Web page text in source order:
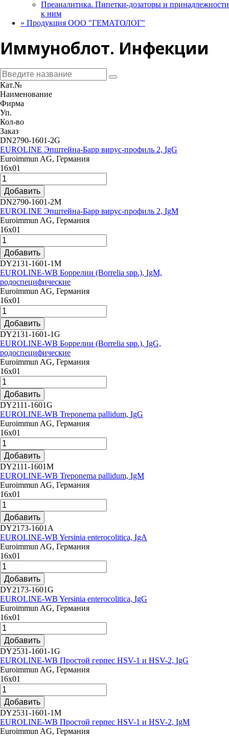
Преаналитика. Пипетки-дозаторы и принадлежности
к ним
» Продукция ООО "ГЕМАТОЛОГ"
Иммуноблот. Инфекции
Кат.№
Наименование
Фирма
Уп.
Кол-во
Заказ
DN2790-1601-2G
EUROLINE Эпштейна-Барр вирус-профиль 2, IgG
Euroimmun AG, Германия
16х01
Добавить
DN2790-1601-2M
EUROLINE Эпштейна-Барр вирус-профиль 2, IgM
Euroimmun AG, Германия
16х01
Добавить
DY2131-1601-1M
EUROLINE-WB Боррелии (Borrelia spp.), IgM,
родоспецифические
Euroimmun AG, Германия
16х01
Добавить
DY2131-1601-1G
EUROLINE-WB Боррелии (Borrelia spp.), IgG,
родоспецифические
Euroimmun AG, Германия
16х01
Добавить
DY2111-1601G
EUROLINE-WB Treponema pallidum, IgG
Euroimmun AG, Германия
16х01
Добавить
DY2111-1601M
EUROLINE-WB Treponema pallidum, IgM
Euroimmun AG, Германия
16х01
Добавить
DY2173-1601A
EUROLINE-WB Yersinia enterocolitica, IgA
Euroimmun AG, Германия
16х01
Добавить
DY2173-1601G
EUROLINE-WB Yersinia enterocolitica, IgG
Euroimmun AG, Германия
16х01
Добавить
DY2531-1601-1G
EUROLINE-WB Простой герпес HSV-1 и HSV-2, IgG
Euroimmun AG, Германия
16х01
Добавить
DY2531-1601-1M
EUROLINE-WB Простой герпес HSV-1 и HSV-2, IgM
Euroimmun AG, Германия